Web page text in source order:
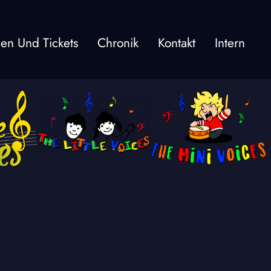
Und Tickets Chronik Kontakt Intern